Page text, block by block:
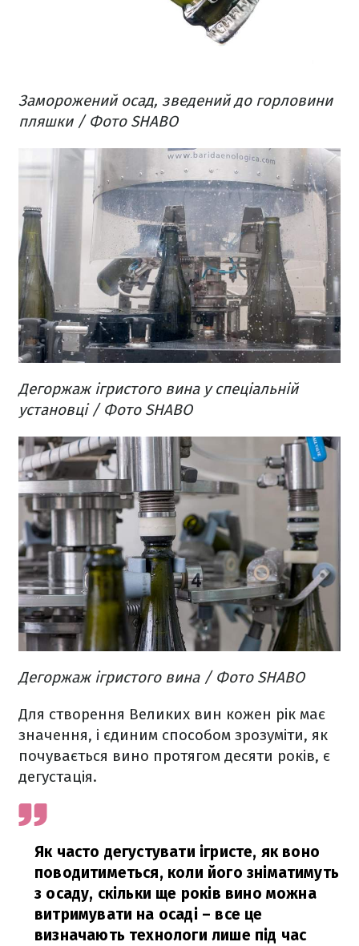
Заморожений осад, зведений до горловини
пляшки / Фото SHABO
Дегоржаж ігристого вина у спеціальній
установці / Фото SHABO
Дегоржаж ігристого вина / Фото SHABO
Для створення Великих вин кожен рік має
значення, і єдиним способом зрозуміти, як
почувається вино протягом десяти років, є
дегустація.
Як часто дегустувати ігристе, як воно
поводитиметься, коли його зніматимуть
з осаду, скільки ще років вино можна
витримувати на осаді – все це
визначають технологи лише під час